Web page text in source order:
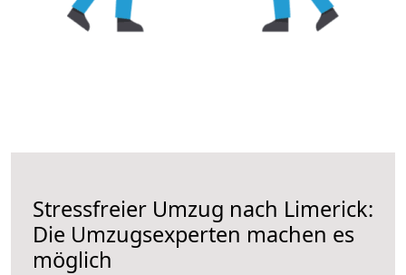
Stressfreier Umzug nach Limerick:
Die Umzugsexperten machen es
möglich